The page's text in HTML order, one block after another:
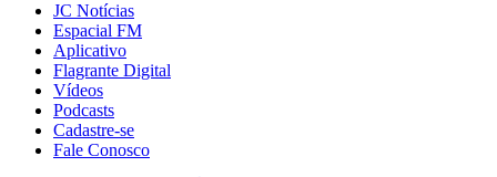
JC Notícias
Espacial FM
Aplicativo
Flagrante Digital
Vídeos
Podcasts
Cadastre-se
Fale Conosco